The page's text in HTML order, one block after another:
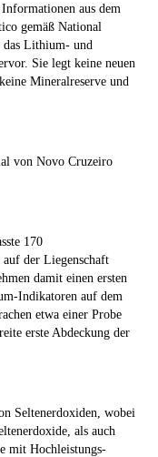
aus dem
gemäß National
Lithium- und
Sie legt keine neuen
Mineralreserve und
von Novo Cruzeiro
170
auf der Liegenschaft
damit einen ersten
Indikatoren auf dem
etwa einer Probe
erste Abdeckung der
Seltenerdoxiden, wobei
als auch
mit Hochleistungs-